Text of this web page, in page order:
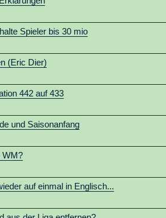
Spieler bis 30 mio
(Eric Dier)
442 auf 433
und Saisonanfang
WM?
auf einmal in Englisch...